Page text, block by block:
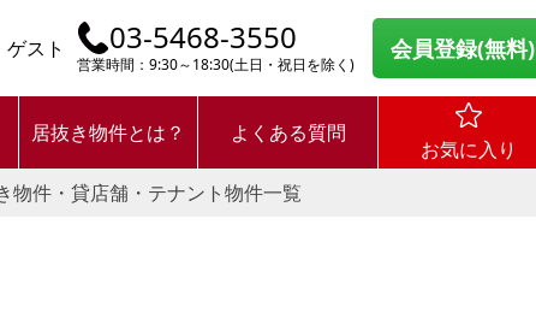
ゲスト 03-5468-3550
営業時間：9:30～18:30(土日・祝日を除く)
会員登録(無料)
居抜き物件とは？ よくある質問
お気に入り
物件・貸店舗・テナント物件一覧